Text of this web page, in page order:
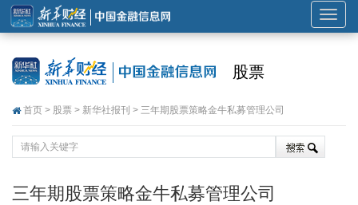
展
开
股票
首页 > 股票 > 新华社报刊 > 三年期股票策略金牛私募管理公司
三年期股票策略金牛私募管理公司